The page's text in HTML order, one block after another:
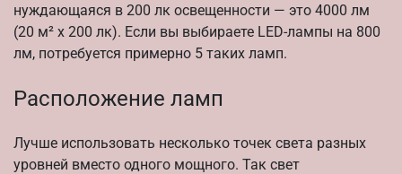
нуждающаяся в 200 лк освещенности — это 4000 лм
(20 м² x 200 лк). Если вы выбираете LED-лампы на 800
лм, потребуется примерно 5 таких ламп.
Расположение ламп
Лучше использовать несколько точек света разных
уровней вместо одного мощного. Так свет